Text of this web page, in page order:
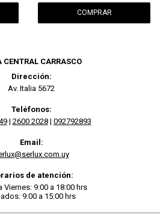
CENTRAL CARRASCO
Dirección:
Av. Italia 5672
Teléfonos:
| 2600 2028| 092792893
Email:
de atención:
Viernes: 9:00 a 18:00 hrs
9:00 a 15:00 hrs